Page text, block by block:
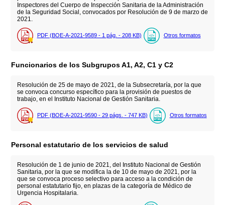
Inspectores del Cuerpo de Inspección Sanitaria de la Administración
de la Seguridad Social, convocados por Resolución de 9 de marzo de
2021.
PDF (BOE-A-2021-9589 - 1 pág. - 208 KB) Otros formatos
Funcionarios de los Subgrupos A1, A2, C1 y C2
Resolución de 25 de mayo de 2021, de la Subsecretaría, por la que
se convoca concurso específico para la provisión de puestos de
trabajo, en el Instituto Nacional de Gestión Sanitaria.
PDF (BOE-A-2021-9590 - 29 págs. - 747 KB) Otros formatos
Personal estatutario de los servicios de salud
Resolución de 1 de junio de 2021, del Instituto Nacional de Gestión
Sanitaria, por la que se modifica la de 10 de mayo de 2021, por la
que se convoca proceso selectivo para acceso a la condición de
personal estatutario fijo, en plazas de la categoría de Médico de
Urgencia Hospitalaria.